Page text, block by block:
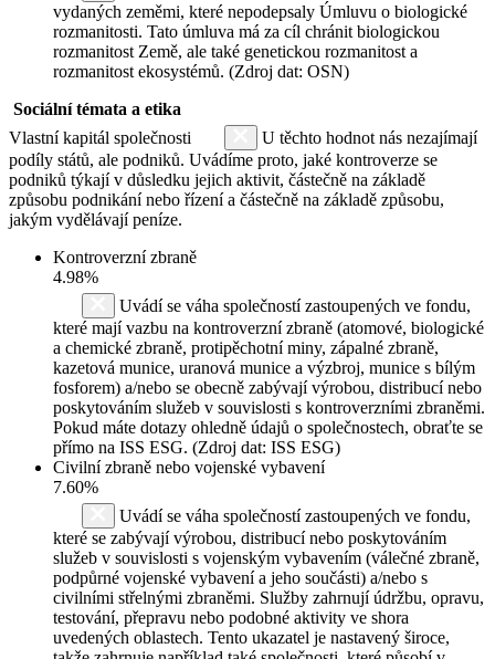
vydaných zeměmi, které nepodepsaly Úmluvu o biologické
rozmanitosti. Tato úmluva má za cíl chránit biologickou
rozmanitost Země, ale také genetickou rozmanitost a
rozmanitost ekosystémů. (Zdroj dat: OSN)
Sociální témata a etika
Vlastní kapitál společnosti
U těchto hodnot nás nezajímají
podíly států, ale podniků. Uvádíme proto, jaké kontroverze se
podniků týkají v důsledku jejich aktivit, částečně na základě
způsobu podnikání nebo řízení a částečně na základě způsobu,
jakým vydělávají peníze.
Kontroverzní zbraně
4.98%
Uvádí se váha společností zastoupených ve fondu,
které mají vazbu na kontroverzní zbraně (atomové, biologické
a chemické zbraně, protipěchotní miny, zápalné zbraně,
kazetová munice, uranová munice a výzbroj, munice s bílým
fosforem) a/nebo se obecně zabývají výrobou, distribucí nebo
poskytováním služeb v souvislosti s kontroverzními zbraněmi.
Pokud máte dotazy ohledně údajů o společnostech, obraťte se
přímo na ISS ESG. (Zdroj dat: ISS ESG)
Civilní zbraně nebo vojenské vybavení
7.60%
Uvádí se váha společností zastoupených ve fondu,
které se zabývají výrobou, distribucí nebo poskytováním
služeb v souvislosti s vojenským vybavením (válečné zbraně,
podpůrné vojenské vybavení a jeho součásti) a/nebo s
civilními střelnými zbraněmi. Služby zahrnují údržbu, opravu,
testování, přepravu nebo podobné aktivity ve shora
uvedených oblastech. Tento ukazatel je nastavený široce,